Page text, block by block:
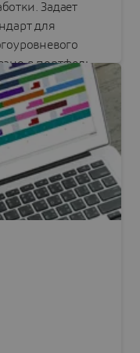
Задает
для
в портфель